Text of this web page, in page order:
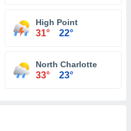
High Point
31° 22°
North Charlotte
33° 23°